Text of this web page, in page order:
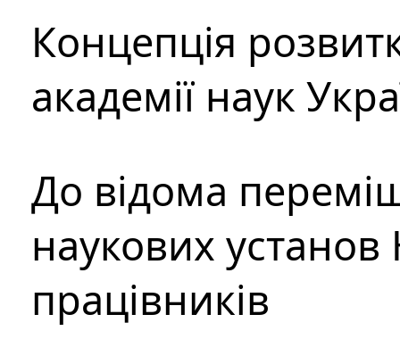
Концепція
академії наук
До відома
наукових установ
працівників